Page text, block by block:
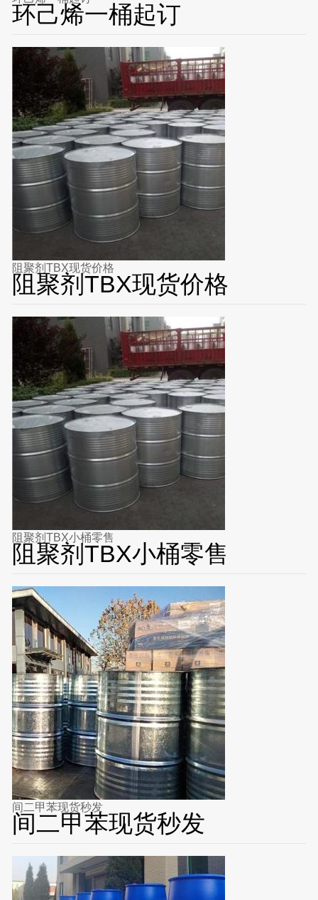
环己烯一桶起订
阻聚剂TBX现货价格
阻聚剂TBX现货价格
阻聚剂TBX小桶零售
阻聚剂TBX小桶零售
间二甲苯现货秒发
间二甲苯现货秒发